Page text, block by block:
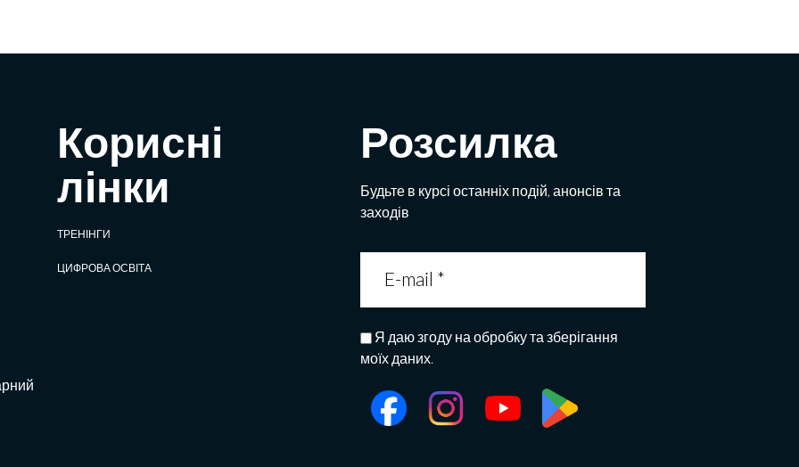
Корисні
лінки
ТРЕНІНГИ
ЦИФРОВА ОСВІТА
Розсилка
Будьте в курсі останніх подій, анонсів та
заходів
Я даю згоду на обробку та зберігання
моїх даних.